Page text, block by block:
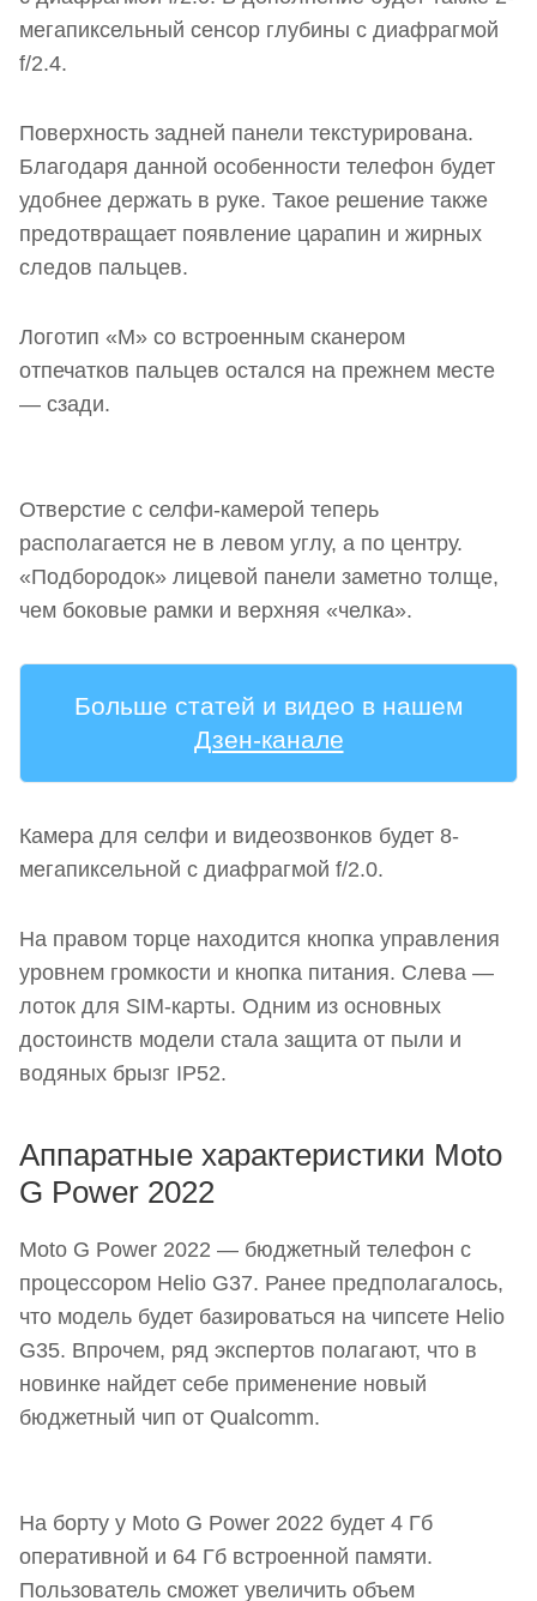
мегапиксельный сенсор глубины с диафрагмой
f/2.4.
Поверхность задней панели текстурирована.
Благодаря данной особенности телефон будет
удобнее держать в руке. Такое решение также
предотвращает появление царапин и жирных
следов пальцев.
Логотип «M» со встроенным сканером
отпечатков пальцев остался на прежнем месте
— сзади.
Отверстие с селфи-камерой теперь
располагается не в левом углу, а по центру.
«Подбородок» лицевой панели заметно толще,
чем боковые рамки и верхняя «челка».
Больше статей и видео в нашем
Дзен-канале
Камера для селфи и видеозвонков будет 8-
мегапиксельной с диафрагмой f/2.0.
На правом торце находится кнопка управления
уровнем громкости и кнопка питания. Слева —
лоток для SIM-карты. Одним из основных
достоинств модели стала защита от пыли и
водяных брызг IP52.
Аппаратные характеристики Moto
G Power 2022
Moto G Power 2022 — бюджетный телефон с
процессором Helio G37. Ранее предполагалось,
что модель будет базироваться на чипсете Helio
G35. Впрочем, ряд экспертов полагают, что в
новинке найдет себе применение новый
бюджетный чип от Qualcomm.
На борту у Moto G Power 2022 будет 4 Гб
оперативной и 64 Гб встроенной памяти.
Пользователь сможет увеличить объем